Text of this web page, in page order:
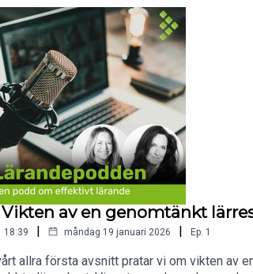
Vikten av en genomtänkt
18:39 | måndag 19 januari 2026 | Ep. 1
allra första avsnitt pratar vi om vikten av